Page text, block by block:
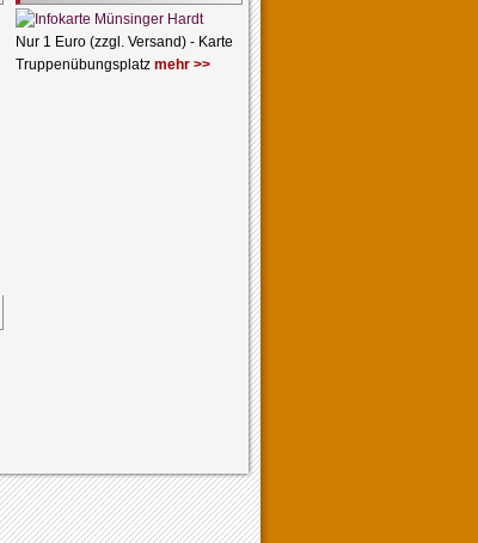
Nur 1 Euro (zzgl. Versand) - Karte
Truppenübungsplatz mehr >>